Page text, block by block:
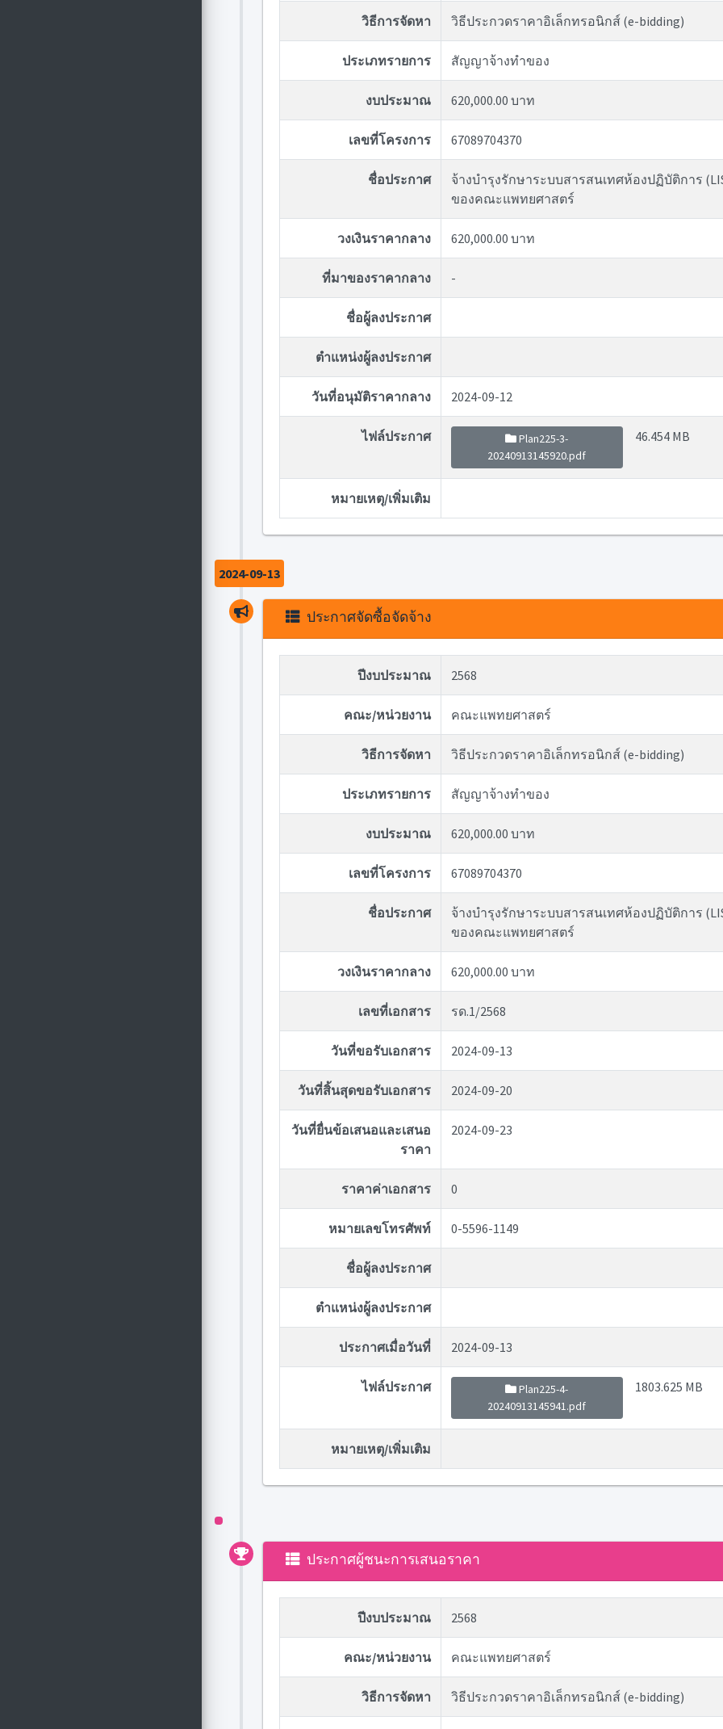
วิธีการจัดหา วิธีประกวดราคาอิเล็กทรอนิกส์ (e-bidding)
ประเภทรายการ สัญญาจ้างทำของ
งบประมาณ 620,000.00 บาท
เลขที่โครงการ 67089704370
ชื่อประกาศ
จ้างบำรุงรักษาระบบสารสนเทศห้องปฏิบัติการ
ของคณะแพทยศาสตร์
วงเงินราคากลาง 620,000.00 บาท
ที่มาของราคากลาง -
ชื่อผู้ลงประกาศ
ตำแหน่งผู้ลงประกาศ
วันที่อนุมัติราคากลาง 2024-09-12
ไฟล์ประกาศ
Plan225-3-
20240913145920.pdf
46.454 MB
หมายเหตุ/เพิ่มเติม
2024-09-13
ประกาศจัดซื้อจัดจ้าง
ปีงบประมาณ 2568
คณะ/หน่วยงาน คณะแพทยศาสตร์
วิธีการจัดหา วิธีประกวดราคาอิเล็กทรอนิกส์ (e-bidding)
ประเภทรายการ สัญญาจ้างทำของ
งบประมาณ 620,000.00 บาท
เลขที่โครงการ 67089704370
ชื่อประกาศ
จ้างบำรุงรักษาระบบสารสนเทศห้องปฏิบัติการ
ของคณะแพทยศาสตร์
วงเงินราคากลาง 620,000.00 บาท
เลขที่เอกสาร รด.1/2568
วันที่ขอรับเอกสาร 2024-09-13
วันที่สิ้นสุดขอรับเอกสาร 2024-09-20
วันที่ยื่นข้อเสนอและเสนอ
ราคา
2024-09-23
ราคาค่าเอกสาร 0
หมายเลขโทรศัพท์ 0-5596-1149
ชื่อผู้ลงประกาศ
ตำแหน่งผู้ลงประกาศ
ประกาศเมื่อวันที่ 2024-09-13
ไฟล์ประกาศ
Plan225-4-
20240913145941.pdf
1803.625 MB
หมายเหตุ/เพิ่มเติม
ประกาศผู้ชนะการเสนอราคา
ปีงบประมาณ 2568
คณะ/หน่วยงาน คณะแพทยศาสตร์
วิธีการจัดหา วิธีประกวดราคาอิเล็กทรอนิกส์ (e-bidding)